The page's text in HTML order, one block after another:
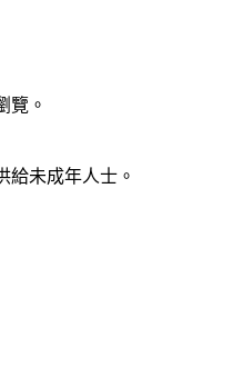
覽。
給未成年人士。